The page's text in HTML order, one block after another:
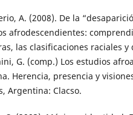
A. (2008). De la
afrodescendientes:
las clasificaciones raciales
G. (comp.) Los estudios
Herencia, presencia y
Argentina: Clacso.